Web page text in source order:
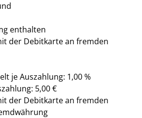
enthalten
der Debitkarte an fremden
je Auszahlung: 1,00 %
5,00 €
der Debitkarte an fremden